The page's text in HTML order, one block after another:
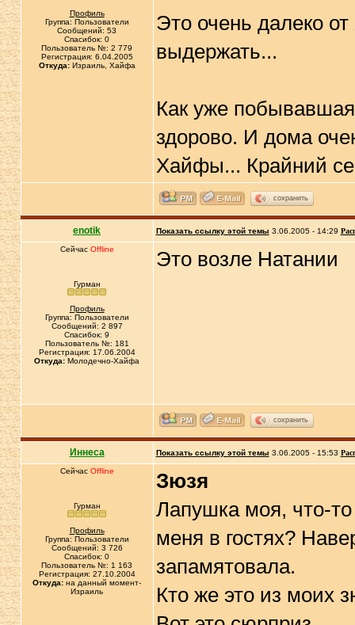
Профиль
Группа: Пользователи
Сообщений: 53
Спасибок: 0
Пользователь №: 2 779
Регистрация: 6.04.2005
Откуда:Израиль, Хайфа
Это очень далеко
выдержать...
Как уже
здорово. И дома
Хайфы... Крайний
сохранить
enotik Показать ссылку этой темы 3.06.2005 - 14:29
Сейчас Offline
Гурман
Профиль
Группа: Пользователи
Сообщений: 2 897
Спасибок: 9
Пользователь №: 181
Регистрация: 17.06.2004
Откуда: Молодечно-Хайфа
Это возле Натании
сохранить
Иннеса Показать ссылку этой темы 3.06.2005 - 15:53
Сейчас Offline
Гурман
Профиль
Группа: Пользователи
Сообщений: 3 726
Спасибок: 0
Пользователь №: 1 163
Регистрация: 27.10.2004
Откуда: на данный момент-
Израиль
Зюзя
Лапушка моя, что-
меня в гостях?
запамятовала.
Кто же это из моих